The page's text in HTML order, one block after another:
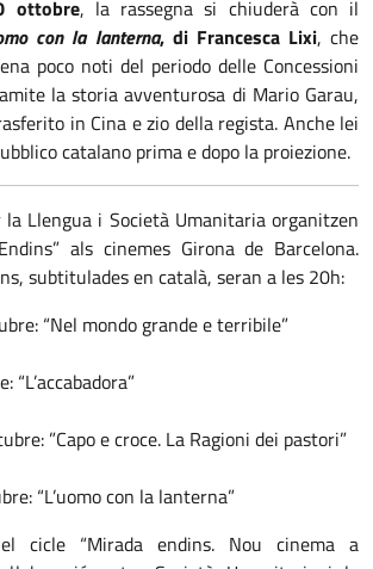
ottobre, la rassegna si chiuderà con il
con la lanterna, di Francesca Lixi, che
poco noti del periodo delle Concessioni
la storia avventurosa di Mario Garau,
in Cina e zio della regista. Anche lei
catalano prima e dopo la proiezione.
Llengua i Società Umanitaria organitzen
als cinemes Girona de Barcelona.
subtitulades en català, seran a les 20h:
“Nel mondo grande e terribile”
“L’accabadora”
”Capo e croce. La Ragioni dei pastori”
“L’uomo con la lanterna”
cicle “Mirada endins. Nou cinema a